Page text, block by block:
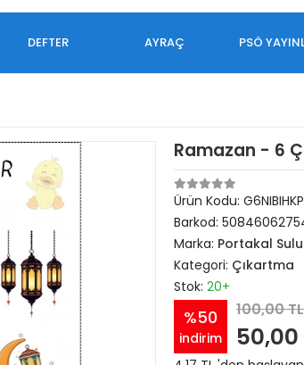
DEFTER AYRAÇ PSÖ
Ramazan - 6
Ürün Kodu:
Barkod:
Marka: Portakal
Kategori: Çıkartma
Stok: 20+
%50
indirim
100,00 TL
50,00